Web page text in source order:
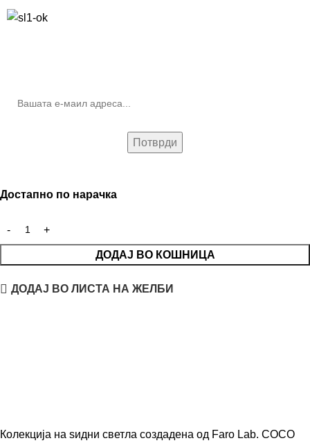
Достапно по нарачка
ДОДАЈ ВО КОШНИЦА
ДОДАЈ ВО ЛИСТА НА ЖЕЛБИ
Колекција на ѕидни светла создадена од Faro Lab. COCO